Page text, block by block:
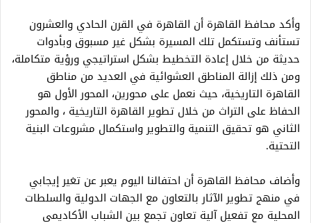
وأكد محافظ القاهرة أن القاهرة في القرن الحادي والعشرون
تستأنف وتستكمل تلك المسيرة بشكل غير مسبوق وبأدوات
حديثة من خلال إعادة التخطيط بشكل استراتيجي ورؤية متكاملة،
ومن ذلك إزالة المناطق العشوائية في العديد من مناطق
القاهرة التاريخية، حيث نعمل على محورين، المحور الأول هو
الحفاظ على التراث من خلال تطوير القاهرة التاريخية ، والمحور
الثاني هو تحقيق التنمية والتطوير واستكمال مشروعات البنية
التحتية.
وأضاف محافظ القاهرة أن احتفالنا اليوم يعبر عن تغير إيجابي
في منهج تطوير الآثار بالتعاون مع الجهات الدولية والسلطات
المحلية مع تفعيل آلية تعاون تجمع بين الشباب الأكاديمي